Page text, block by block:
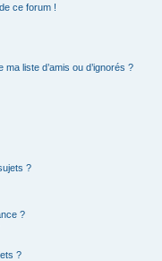
ce forum !
liste d’amis ou d’ignorés ?
?
?
?